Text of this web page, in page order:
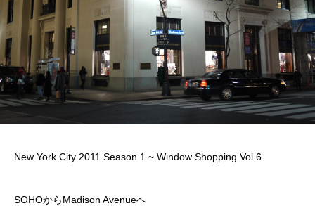
New York City 2011 Season 1 ~ Window Shopping Vol.6
SOHOからMadison Avenueへ